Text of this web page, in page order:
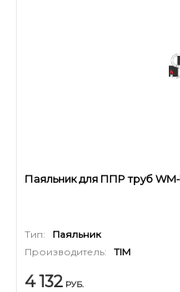
Паяльник для ППР труб
Тип:
Паяльник
Производитель:
TIM
4 132 РУБ.